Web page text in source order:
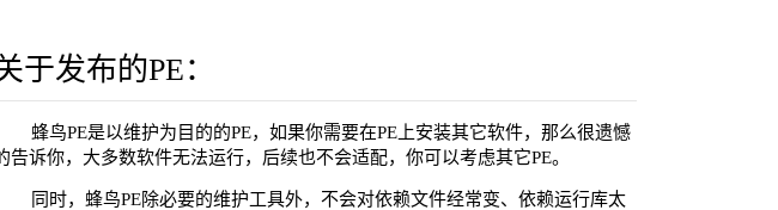
于发布的PE：
蜂鸟PE是以维护为目的的PE，如果你需要在PE上安装其它软件，那么很遗憾
告诉你，大多数软件无法运行，后续也不会适配，你可以考虑其它PE。
同时，蜂鸟PE除必要的维护工具外，不会对依赖文件经常变、依赖运行库太